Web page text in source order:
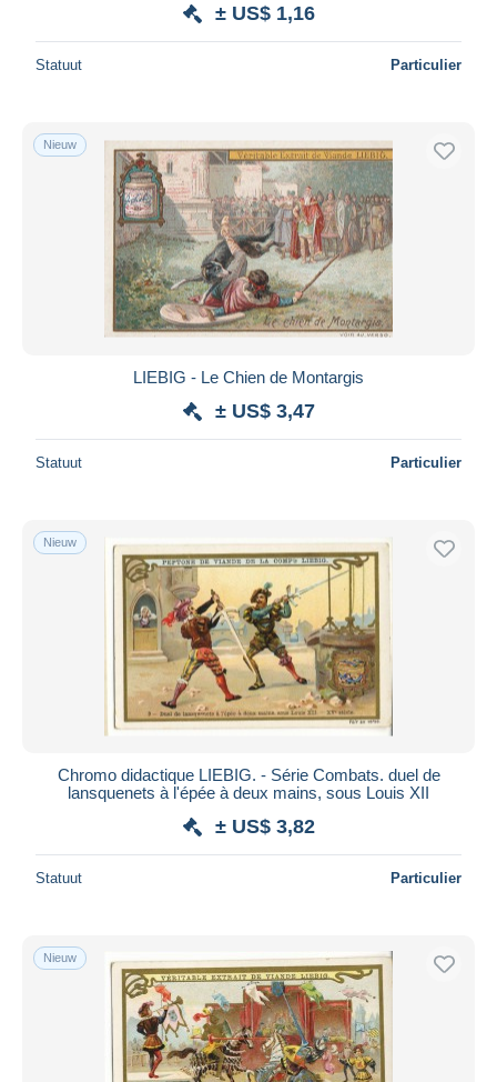
± US$ 1,16
Statuut Particulier
Nieuw
LIEBIG - Le Chien de Montargis
± US$ 3,47
Statuut Particulier
Nieuw
Chromo didactique LIEBIG. - Série Combats. duel de
lansquenets à l'épée à deux mains, sous Louis XII
± US$ 3,82
Statuut Particulier
Nieuw